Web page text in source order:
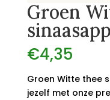
Groen
€4,35
Groen Witte thee
jezelf met onze